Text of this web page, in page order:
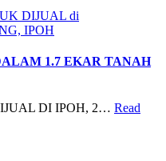
1.7 EKAR TANAH
DI IPOH, 2… Read